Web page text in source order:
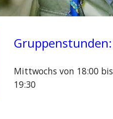
Gruppenstunden:
Mittwochs von 18:00 bis
19:30